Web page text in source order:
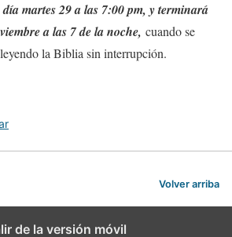
martes 29 a las 7:00 pm, y terminará
a las 7 de la noche, cuando se
la Biblia sin interrupción.
Volver arriba
de la versión móvil